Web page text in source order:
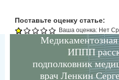
Поставьте оценку статье:
Ваша оценка: Нет
ИППП
подполковник
врач Ленкин